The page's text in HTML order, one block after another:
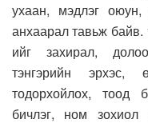
ухаан, мэдлэг оюун,
анхаарал тавьж байв.
ийг захирал,
тэнгэрийн эрхэс,
тодорхойлох, тоод
бичлэг, ном зохиол